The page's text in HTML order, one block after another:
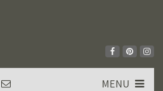
MENU